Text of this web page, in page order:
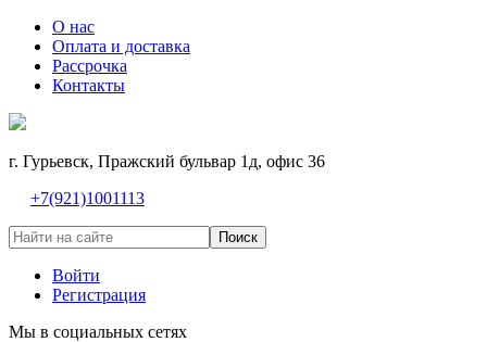
О нас
Оплата и доставка
Рассрочка
Контакты
г. Гурьевск, Пражский бульвар 1д, офис 36
+7(921)1001113
Поиск
Войти
Регистрация
Мы в социальных сетях